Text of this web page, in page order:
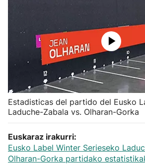
Herri-kirolak
Balonmano
Kirolak 360
Atletismo
Carreras de montaña
Estadisticas del partido del Eusko
Laduche-Zabala vs. Olharan-Gorka
Euskaraz irakurri:
Eusko Label Winter Serieseko
Olharan-Gorka partidako